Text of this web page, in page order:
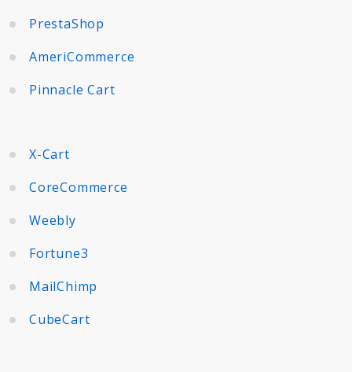
PrestaShop
AmeriCommerce
Pinnacle Cart
X-Cart
CoreCommerce
Weebly
Fortune3
MailChimp
CubeCart